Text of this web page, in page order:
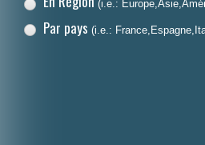
(i.e.:
Par pays (i.e.: